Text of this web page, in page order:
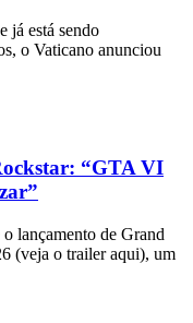
já está sendo
o Vaticano anunciou
“GTA VI
lançamento de Grand
(veja o trailer aqui), um